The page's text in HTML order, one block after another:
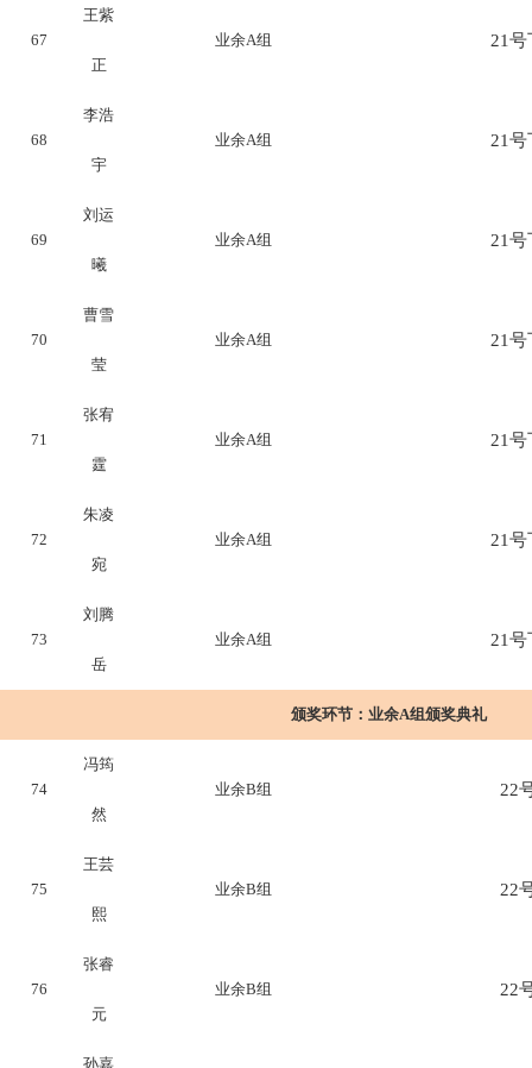
67
王紫
正
业余A组 21号
68
李浩
宇
业余A组 21号
69
刘运
曦
业余A组 21号
70
曹雪
莹
业余A组 21号
71
张宥
霆
业余A组 21号
72
朱凌
宛
业余A组 21号
73
刘腾
岳
业余A组 21号
颁奖环节： 业余A组颁奖典礼
74
冯筠
然
业余B组 22
75
王芸
熙
业余B组 22
76
张睿
元
业余B组 22
孙嘉